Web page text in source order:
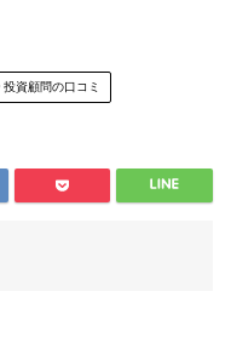
投資顧問の口コミ